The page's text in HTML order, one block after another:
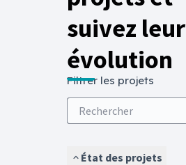
suivez leur
évolution
Filtrer les projets
État des projets